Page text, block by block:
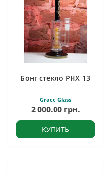
Бонг стекло PHX 13
Grace Glass
2 000.00 грн.
КУПИТЬ